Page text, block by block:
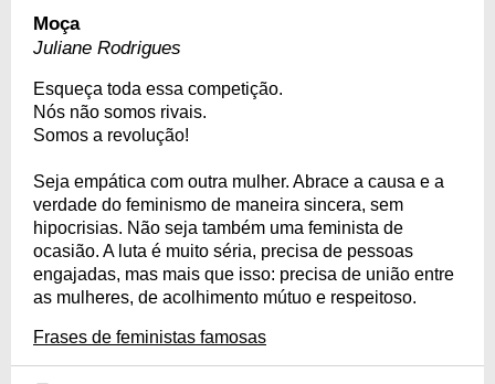
Moça
Juliane Rodrigues
Esqueça toda essa competição.
Nós não somos rivais.
Somos a revolução!
Seja empática com outra mulher. Abrace a causa e a
verdade do feminismo de maneira sincera, sem
hipocrisias. Não seja também uma feminista de
ocasião. A luta é muito séria, precisa de pessoas
engajadas, mas mais que isso: precisa de união entre
as mulheres, de acolhimento mútuo e respeitoso.
Frases de feministas famosas